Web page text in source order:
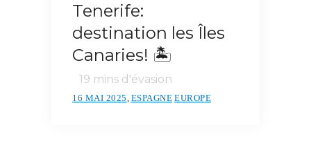
Tenerife:
destination les Îles
Canaries! 🏝️
19 mins d'évasion
16 MAI 2025, ESPAGNE EUROPE